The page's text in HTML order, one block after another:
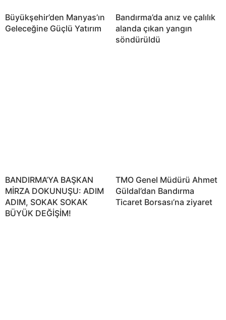
Büyükşehir’den Manyas’ın
Geleceğine Güçlü Yatırım
Bandırma’da anız ve çalılık
alanda çıkan yangın
söndürüldü
BANDIRMA’YA BAŞKAN
MİRZA DOKUNUŞU: ADIM
ADIM, SOKAK SOKAK
BÜYÜK DEĞİŞİM!
TMO Genel Müdürü Ahmet
Güldal’dan Bandırma
Ticaret Borsası’na ziyaret